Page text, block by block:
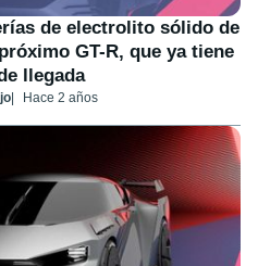
de electrolito sólido de
GT-R, que ya tiene
llegada
Hace 2 años